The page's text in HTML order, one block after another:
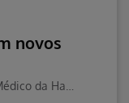
novos